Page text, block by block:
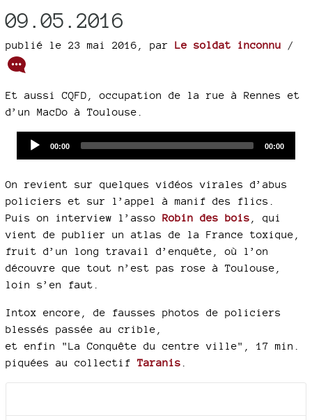
09.05.2016
publié le 23 mai 2016 par Le soldat inconnu /
Et aussi CQFD, occupation de la rue à Rennes et
d’un MacDo à Toulouse.
Current
00:00
Total
00:00
On revient sur quelques vidéos virales d’abus
policiers et sur l’appel à manif des flics.
Puis on interview l’asso Robin des bois , qui
vient de publier un atlas de la France toxique,
fruit d’un long travail d’enquête, où l’on
découvre que tout n’est pas rose à Toulouse,
loin s’en faut.
Intox encore, de fausses photos de policiers
blessés passée au crible,
et enfin "La Conquête du centre ville", 17 min.
piquées au collectif Taranis